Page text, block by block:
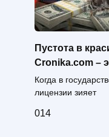
Пустота в
Cronika.com –
Когда в
лицензии зияет
014